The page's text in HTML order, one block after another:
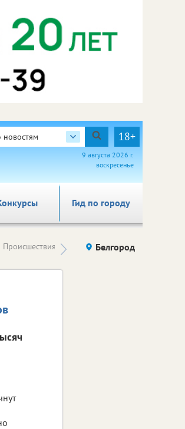
новостям 18+
9 августа 2026 г.
воскресенье
Гид по городу
Происшествия Здоровье компаний (на
правах
Белгород